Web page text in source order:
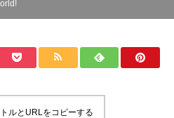
ルとURLをコピーする